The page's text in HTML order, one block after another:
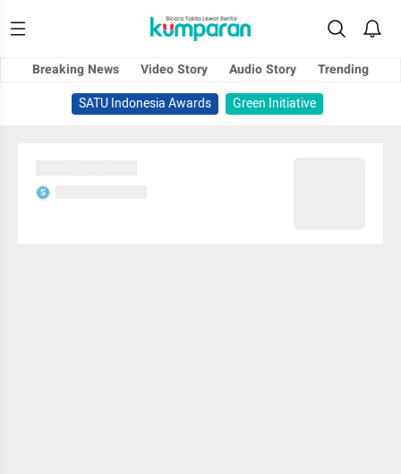
Breaking News Video Story Audio Story
Trending
SATU Indonesia Awards
Green Initiative
S